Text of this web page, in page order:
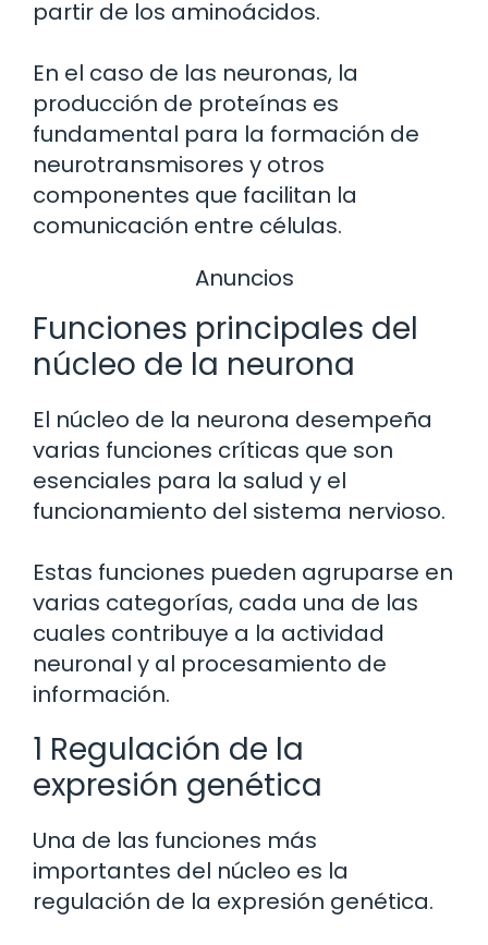
partir de los aminoácidos.
En el caso de las neuronas, la
producción de proteínas es
fundamental para la formación de
neurotransmisores y otros
componentes que facilitan la
comunicación entre células.
Anuncios
Funciones principales del
núcleo de la neurona
El núcleo de la neurona desempeña
varias funciones críticas que son
esenciales para la salud y el
funcionamiento del sistema nervioso.
Estas funciones pueden agruparse en
varias categorías, cada una de las
cuales contribuye a la actividad
neuronal y al procesamiento de
información.
1 Regulación de la
expresión genética
Una de las funciones más
importantes del núcleo es la
regulación de la expresión genética.